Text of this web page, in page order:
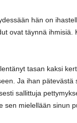
hän on
ovat täynnä
tasan kaksi
Ja ihan
sallittuja
sen mielellään sinun